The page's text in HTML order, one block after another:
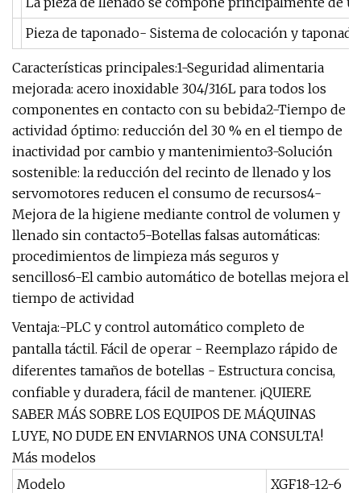
Pieza de taponado- Sistema de colocación y
Características principales:1-Seguridad alimentaria
mejorada: acero inoxidable 304/316L para todos los
componentes en contacto con su bebida2-Tiempo de
actividad óptimo: reducción del 30 % en el tiempo de
inactividad por cambio y mantenimiento3-Solución
sostenible: la reducción del recinto de llenado y los
servomotores reducen el consumo de recursos4-
Mejora de la higiene mediante control de volumen y
llenado sin contacto5-Botellas falsas automáticas:
procedimientos de limpieza más seguros y
sencillos6-El cambio automático de botellas mejora el
tiempo de actividad
Ventaja:-PLC y control automático completo de
pantalla táctil. Fácil de operar - Reemplazo rápido de
diferentes tamaños de botellas - Estructura concisa,
confiable y duradera, fácil de mantener. ¡QUIERE
SABER MÁS SOBRE LOS EQUIPOS DE MÁQUINAS
LUYE, NO DUDE EN ENVIARNOS UNA CONSULTA!
Más modelos
Modelo
XGF18-12-6